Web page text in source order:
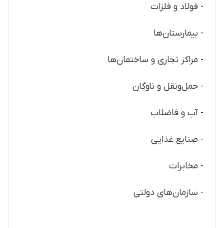
- فولاد و فلزات
- بیمارستان‌ها
- مراکز تجاری و ساختمان‌ها
- حمل‌ونقل و ناوگان
- آب و فاضلاب
- صنایع غذایی
- مخابرات
- سازمان‌های دولتی